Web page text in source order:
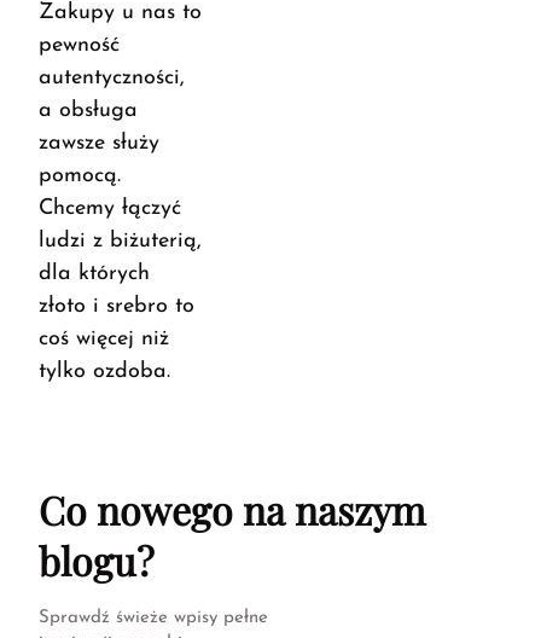
Zakupy u nas to
pewność
autentyczności,
a obsługa
zawsze służy
pomocą.
Chcemy łączyć
ludzi z biżuterią,
dla których
złoto i srebro to
coś więcej niż
tylko ozdoba.
Co nowego na naszym
blogu?
Sprawdź świeże wpisy pełne